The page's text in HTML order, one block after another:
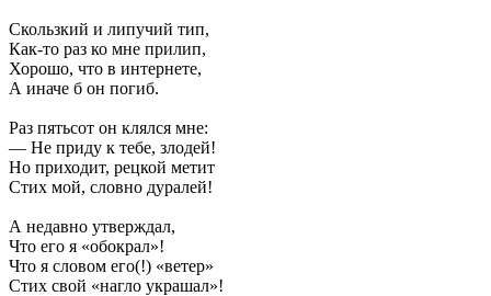
Скользкий и липучий тип,
Как-то раз ко мне прилип,
Хорошо, что в интернете,
А иначе б он погиб.
Раз пятьсот он клялся мне:
— Не приду к тебе, злодей!
Но приходит, рецкой метит
Стих мой, словно дуралей!
А недавно утверждал,
Что его я «обокрал»!
Что я словом его(!) «ветер»
Стих свой «нагло украшал»!